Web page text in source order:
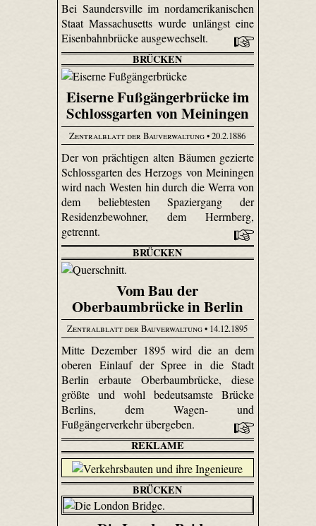
Bei Saundersville im nordamerikanischen
Staat Massachusetts wurde unlängst eine
Eisenbahnbrücke ausgewechselt.
BRÜCKEN
Eiserne Fußgängerbrücke im
Schlossgarten von Meiningen
Zentralblatt der Bauverwaltung• 20.2.1886
Der von prächtigen alten Bäumen gezierte
Schlossgarten des Herzogs von Meiningen
wird nach Westen hin durch die Werra von
dem beliebtesten Spaziergang der
Residenzbewohner, dem Herrnberg,
getrennt.
BRÜCKEN
Vom Bau der
Oberbaumbrücke in Berlin
Zentralblatt der Bauverwaltung• 14.12.1895
Mitte Dezember 1895 wird die an dem
oberen Einlauf der Spree in die Stadt
Berlin erbaute Oberbaumbrücke, diese
größte und wohl bedeutsamste Brücke
Berlins, dem Wagen- und
Fußgängerverkehr übergeben.
REKLAME
BRÜCKEN